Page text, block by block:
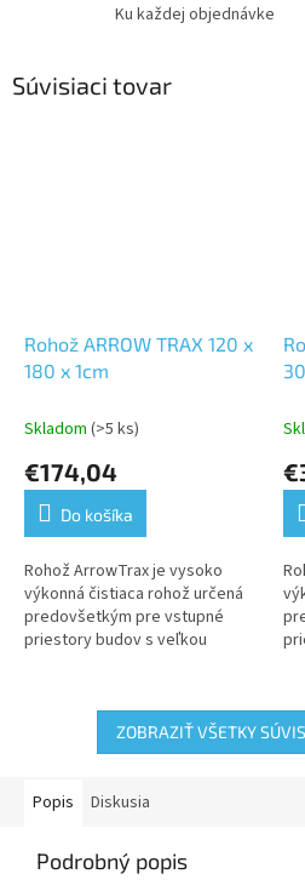
Ku každej objednávke
Súvisiaci tovar
Rohož ARROW TRAX 120 x
180 x 1cm
Skladom (>5 ks)
€174,04
Do košíka
Rohož ArrowTrax je vysoko
výkonná čistiaca rohož určená
predovšetkým pre vstupné
priestory budov s veľkou
nečistôt a...
ZOBRAZIŤ VŠETKY
Popis Diskusia
Podrobný popis